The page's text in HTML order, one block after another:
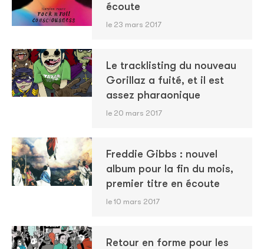
écoute
le 23 mars 2017
Le tracklisting du nouveau
Gorillaz a fuité, et il est
assez pharaonique
le 20 mars 2017
Freddie Gibbs : nouvel
album pour la fin du mois,
premier titre en écoute
le 10 mars 2017
Retour en forme pour les